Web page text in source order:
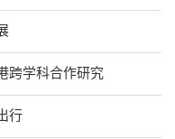
跨学科合作研究
行